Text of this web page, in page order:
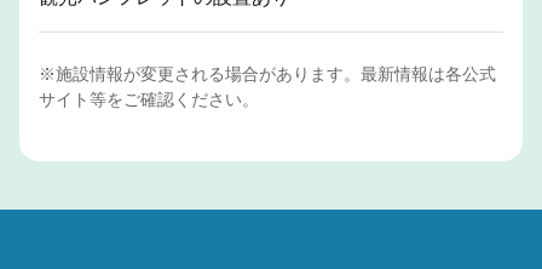
※施設情報が変更される場合があります。最新情報は各公式
サイト等をご確認ください。